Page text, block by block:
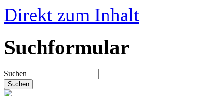
Direkt zum Inhalt
Suchformular
Suchen